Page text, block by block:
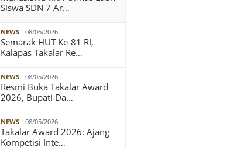
Siswa SDN 7 Ar…
NEWS 08/06/2026
Semarak HUT Ke-81 RI,
Kalapas Takalar Re…
NEWS 08/05/2026
Resmi Buka Takalar Award
2026, Bupati Da…
NEWS 08/05/2026
Takalar Award 2026: Ajang
Kompetisi Inte…